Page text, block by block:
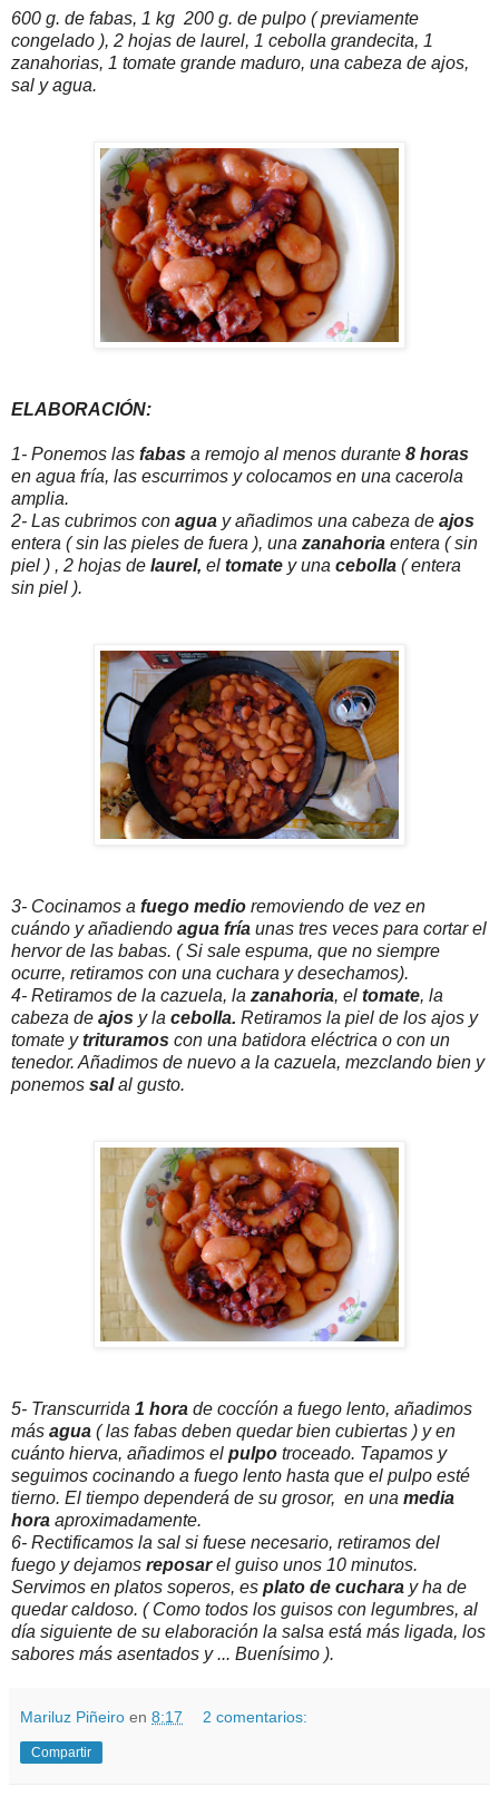
600 g. de fabas, 1 kg 200 g. de pulpo ( previamente
congelado ), 2 hojas de laurel, 1 cebolla grandecita, 1
zanahorias, 1 tomate grande maduro, una cabeza de ajos,
sal y agua.
ELABORACIÓN:
1- Ponemos las fabas a remojo al menos durante 8 horas
en agua fría, las escurrimos y colocamos en una cacerola
amplia.
2- Las cubrimos con agua y añadimos una cabeza de ajos
entera ( sin las pieles de fuera ), una zanahoria entera ( sin
piel ) , 2 hojas de laurel, el tomate y una cebolla ( entera
sin piel ).
3- Cocinamos a fuego medio removiendo de vez en
cuándo y añadiendo agua fría unas tres veces para cortar el
hervor de las babas. ( Si sale espuma, que no siempre
ocurre, retiramos con una cuchara y desechamos).
4- Retiramos de la cazuela, la zanahoria, el tomate, la
cabeza de ajos y la cebolla. Retiramos la piel de los ajos y
tomate ytrituramos con una batidora eléctrica o con un
tenedor. Añadimos de nuevo a la cazuela, mezclando bien y
ponemos salal gusto.
5- Transcurrida 1 hora de coccíón a fuego lento, añadimos
más agua ( las fabas deben quedar bien cubiertas ) y en
cuánto hierva, añadimos el pulpo troceado. Tapamos y
seguimos cocinando a fuego lento hasta que el pulpo esté
tierno. El tiempo dependerá de su grosor, en una media
hora aproximadamente.
6- Rectificamos la sal si fuese necesario, retiramos del
fuego y dejamos reposarel guiso unos 10 minutos.
Servimos en platos soperos, es plato de cuchara y ha de
quedar caldoso. ( Como todos los guisos con legumbres, al
día siguiente de su elaboración la salsa está más ligada, los
sabores más asentados y ... Buenísimo ).
Mariluz Piñeiro en 8:17 2 comentarios:
Compartir